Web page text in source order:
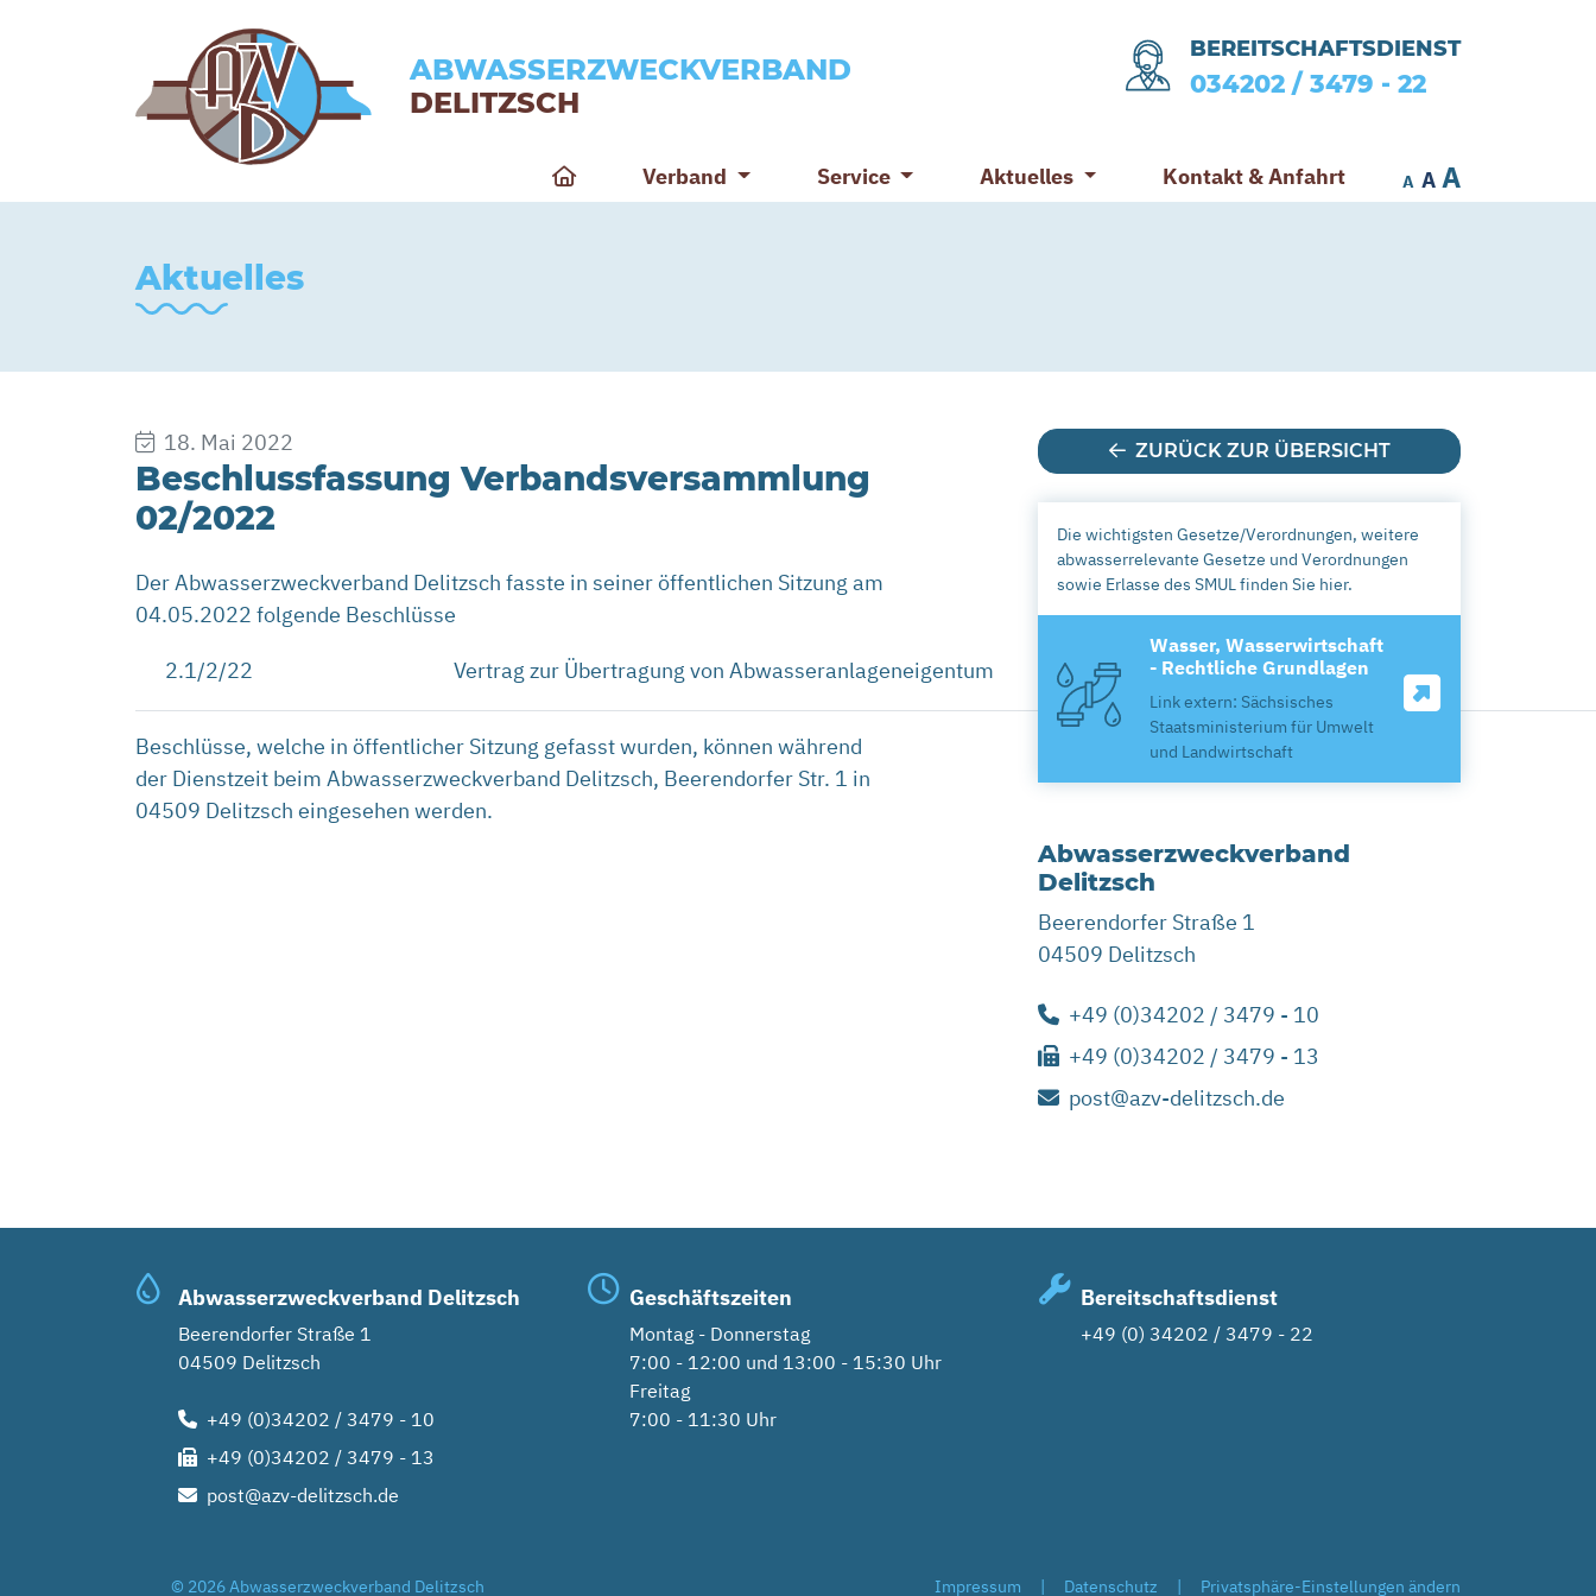
ABWASSERZWECKVERBAND
DELITZSCH
BEREITSCHAFTSDIENST
034202 / 3479 - 22
Verband Service Aktuelles Kontakt & Anfahrt A A A
Aktuelles
18. Mai 2022
Beschlussfassung Verbandsversammlung
02/2022
Der Abwasserzweckverband Delitzsch fasste in seiner öffentlichen Sitzung am
04.05.2022 folgende Beschlüsse
2.1/2/22 Vertrag zur Übertragung von Abwasseranlageneigentum
Beschlüsse, welche in öffentlicher Sitzung gefasst wurden, können während
der Dienstzeit beim Abwasserzweckverband Delitzsch, Beerendorfer Str. 1 in
04509 Delitzsch eingesehen werden.
ZURÜCK ZUR ÜBERSICHT
Die wichtigsten Gesetze/Verordnungen, weitere
abwasserrelevante Gesetze und Verordnungen
sowie Erlasse des SMUL finden Sie hier.
Wasser, Wasserwirtschaft
- Rechtliche Grundlagen
Link extern: Sächsisches
Staatsministerium für Umwelt
und Landwirtschaft
Abwasserzweckverband
Delitzsch
Beerendorfer Straße 1
04509 Delitzsch
+49 (0)34202 / 3479 - 10
+49 (0)34202 / 3479 - 13
post@azv-delitzsch.de
Abwasserzweckverband Delitzsch
Beerendorfer Straße 1
04509 Delitzsch
+49 (0)34202 / 3479 - 10
+49 (0)34202 / 3479 - 13
post@azv-delitzsch.de
Geschäftszeiten
Montag - Donnerstag
7:00 - 12:00 und 13:00 - 15:30 Uhr
Freitag
7:00 - 11:30 Uhr
Bereitschaftsdienst
+49 (0) 34202 / 3479 - 22
© 2026 Abwasserzweckverband Delitzsch Privatsphäre-Einstellungen ändern
Datenschutz
Impressum